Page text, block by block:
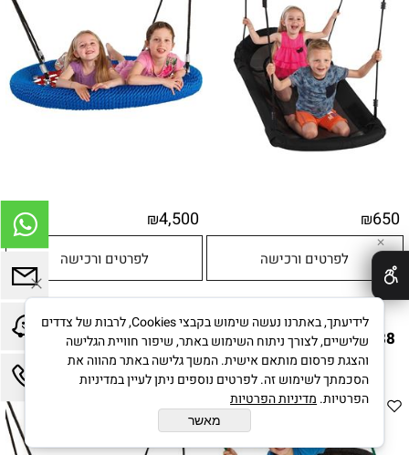
₪650
לפרטים ורכישה
₪4,500
לפרטים ורכישה
נדנדת קן הציפור עכביש
101888 מבית CITYSPORT
נדנדת קן ציפור מקצועית
ציבורית 101887 מבית
CITYSPORT
✕
לידיעתך, באתרנו נעשה שימוש בקבצי Cookies, לרבות של צדדים
שלישיים, לצורך ניתוח השימוש באתר, שיפור חוויית הגלישה
והצגת פרסום מותאם אישית. המשך גלישה באתר מהווה את
הסכמתך לשימוש זה. לפרטים נוספים ניתן לעיין במדיניות
הפרטיות. מדיניות הפרטיות
מאשר